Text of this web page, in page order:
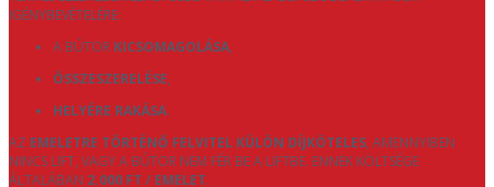
IGÉNYBEVÉTELÉRE:
A BÚTOR KICSOMAGOLÁSA,
ÖSSZESZERELÉSE,
HELYÉRE RAKÁSA.
AZ EMELETRE TÖRTÉNŐ FELVITEL KÜLÖN DÍJKÖTELES, AMENNYIBEN
NINCS LIFT, VAGY A BÚTOR NEM FÉR BE A LIFTBE. ENNEK KÖLTSÉGE
ÁLTALÁBAN 2.000 FT / EMELET.